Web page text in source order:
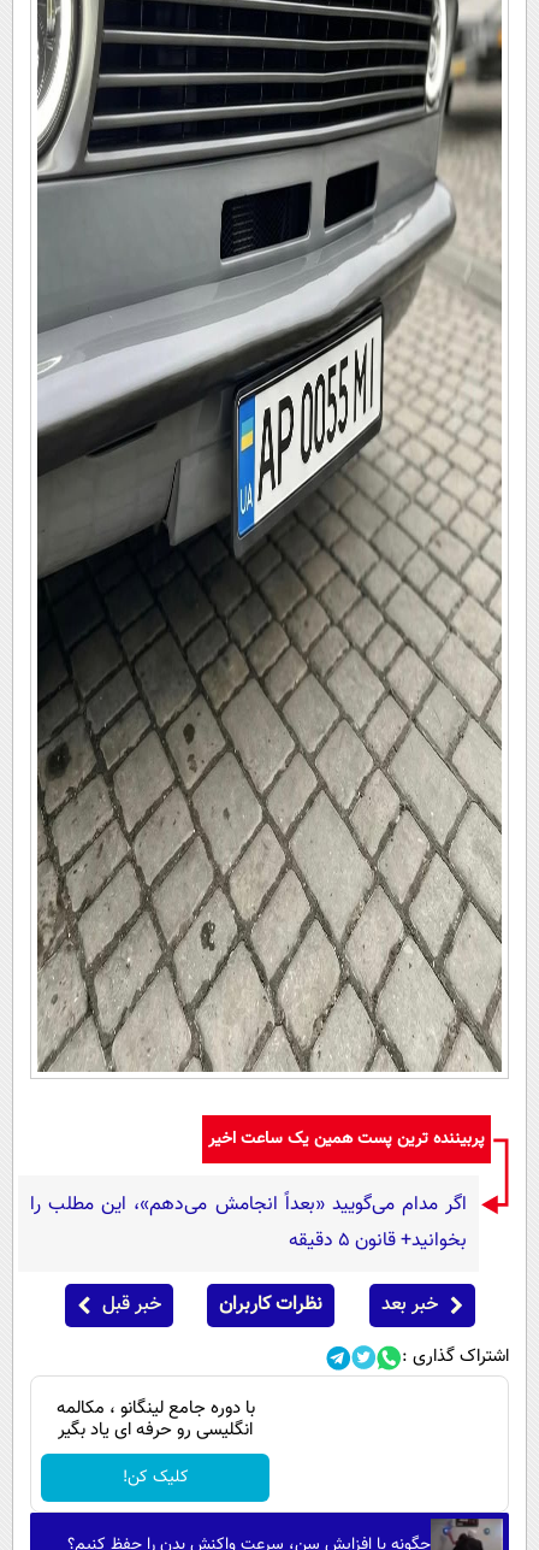
پربیننده ترین پست همین یک ساعت اخیر
اگر مدام می‌گویید «بعداً انجامش می‌دهم»، این مطلب را
بخوانید+ قانون ۵ دقیقه
خبر بعد نظرات کاربران خبر قبل
اشتراک گذاری :
با دوره جامع لینگانو ، مکالمه
انگلیسی رو حرفه ای یاد بگیر
کلیک کن!
چگونه با افزایش سن، سرعت واکنش بدن را حفظ کنیم؟